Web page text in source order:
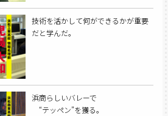
技術を活かして何ができるかが重要
だと学んだ。
浜商らしいバレーで
“テッペン”を獲る。